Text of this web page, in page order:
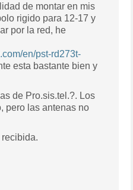
de montar en mis
rigido para 12-17 y
por la red, he
en/pst-rd273t-
de Pro.sis.tel.?. Los
pero las antenas no